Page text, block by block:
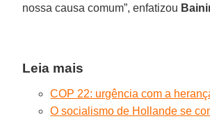
nossa causa comum”, enfatizou
Leia mais
COP 22: urgência com a
O socialismo de Hollande se